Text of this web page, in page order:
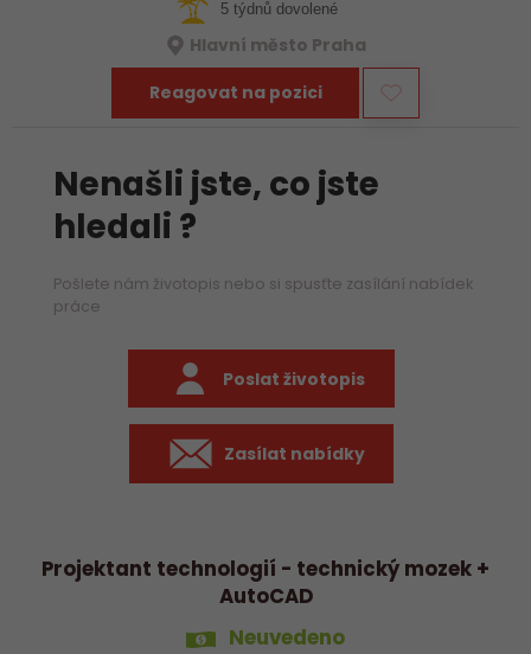
5 týdnů dovolené
Hlavní město Praha
Reagovat na pozici
Nenašli jste, co jste
hledali ?
Pošlete nám životopis nebo si spusťte zasílání nabídek
práce
Poslat životopis
Zasílat nabídky
Projektant technologií - technický mozek +
AutoCAD
Neuvedeno